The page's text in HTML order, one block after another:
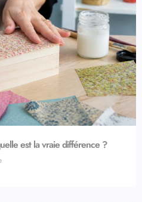
est la vraie différence ?